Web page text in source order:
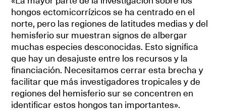
hongos ectomicorrízicos se ha centrado en el
norte, pero las regiones de latitudes medias y del
hemisferio sur muestran signos de albergar
muchas especies desconocidas. Esto significa
que hay un desajuste entre los recursos y la
financiación. Necesitamos cerrar esta brecha y
facilitar que más investigadores tropicales y de
regiones del hemisferio sur se concentren en
identificar estos hongos tan importantes».